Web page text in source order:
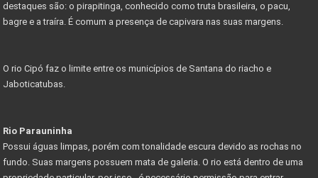
destaques são: o pirapitinga, conhecido como truta brasileira, o pacu,
bagre e a traíra. É comum a presença de capivara nas suas margens.
O rio Cipó faz o limite entre os municípios de Santana do riacho e
Jaboticatubas.
Rio Parauninha
Possui águas limpas, porém com tonalidade escura devido as rochas no
fundo. Suas margens possuem mata de galeria. O rio está dentro de uma